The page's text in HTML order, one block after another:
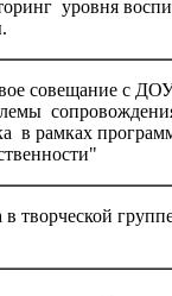
уровня
совещание с
в рамках
в творческой